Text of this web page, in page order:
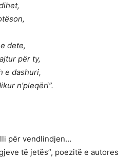
dete,
për ty,
e dashuri,
n’pleqëri”.
për vendlindjen…
të jetës”, poezitë e autores